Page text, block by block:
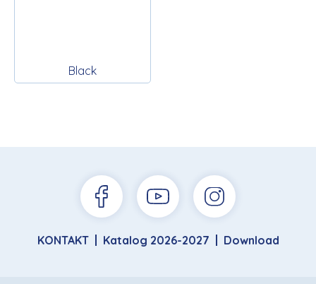
Black
KONTAKT Katalog 2026-2027 Download